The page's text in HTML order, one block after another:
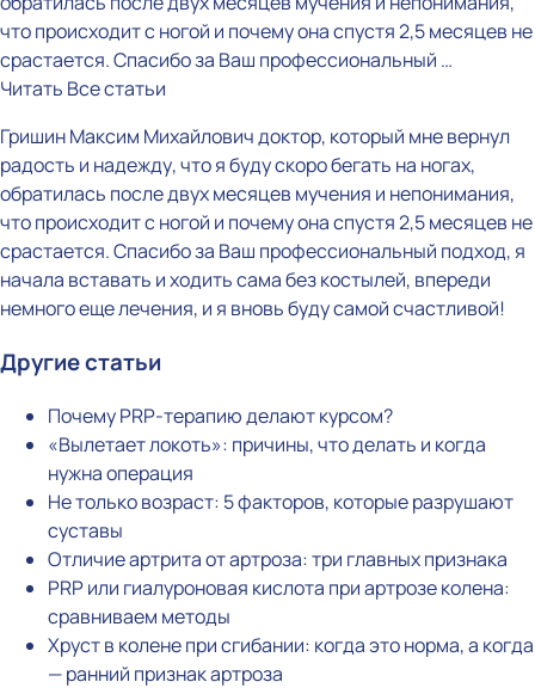
что происходит с ногой и почему она спустя 2,5 месяцев не
срастается. Спасибо за Ваш профессиональный …
Читать Все статьи
Гришин Максим Михайлович доктор, который мне вернул
радость и надежду, что я буду скоро бегать на ногах,
обратилась после двух месяцев мучения и непонимания,
что происходит с ногой и почему она спустя 2,5 месяцев не
срастается. Спасибо за Ваш профессиональный подход, я
начала вставать и ходить сама без костылей, впереди
немного еще лечения, и я вновь буду самой счастливой!
Другие статьи
Почему PRP-терапию делают курсом?
«Вылетает локоть»: причины, что делать и когда
нужна операция
Не только возраст: 5 факторов, которые разрушают
суставы
Отличие артрита от артроза: три главных признака
PRP или гиалуроновая кислота при артрозе колена:
сравниваем методы
Хруст в колене при сгибании: когда это норма, а когда
— ранний признак артроза